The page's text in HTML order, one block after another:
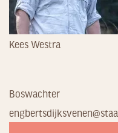
Kees Westra
Boswachter